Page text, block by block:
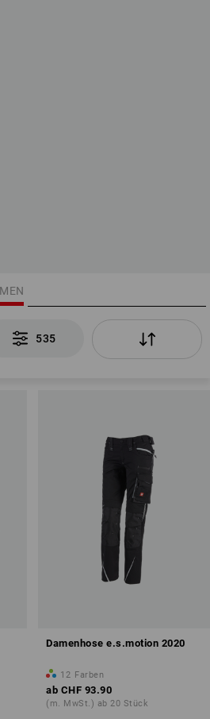
535
Damenhose e.s.motion 2020
12 Farben
ab CHF 93.90
(m. MwSt.) ab 20 Stück